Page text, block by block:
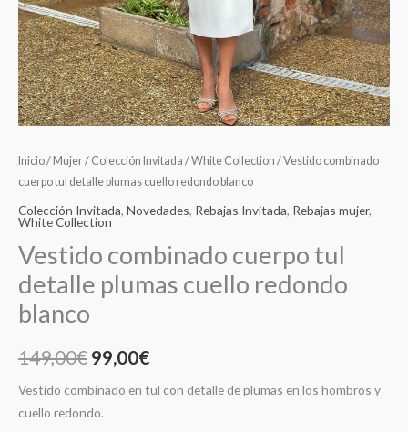
Inicio/ Mujer/ Colección Invitada /White Collection / Vestido combinado
cuerpo tul detalle plumas cuello redondo blanco
Colección Invitada, Novedades, Rebajas Invitada, Rebajas mujer,
White Collection
Vestido combinado cuerpo tul
detalle plumas cuello redondo
blanco
149,00€ 99,00€
Vestido combinado en tul con detalle de plumas en los hombros y
cuello redondo.